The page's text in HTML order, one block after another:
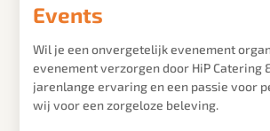
Events
Wil je een onvergetelijk evenement
evenement verzorgen door HiP Catering
jarenlange ervaring en een passie voor
wij voor een zorgeloze beleving.